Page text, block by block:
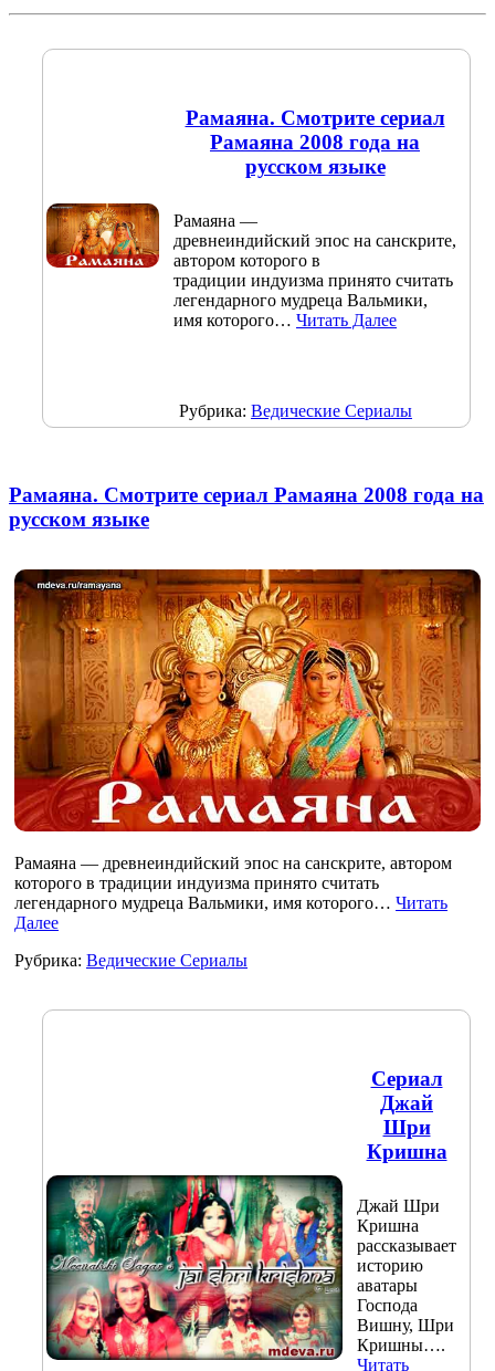
Рамаяна. Смотрите сериал
Рамаяна 2008 года на
русском языке
Рамаяна —
древнеиндийский эпос на санскрите,
автором которого в
традиции индуизма принято считать
легендарного мудреца Вальмики,
имя которого… Читать Далее
Рубрика: Ведические Сериалы
Рамаяна. Смотрите сериал Рамаяна 2008 года на
русском языке
Рамаяна — древнеиндийский эпос на санскрите, автором
которого в традиции индуизма принято считать
легендарного мудреца Вальмики, имя которого… Читать
Далее
Рубрика: Ведические Сериалы
Сериал
Джай
Шри
Кришна
Джай Шри
Кришна
рассказывает
историю
аватары
Господа
Вишну, Шри
Кришны….
Читать